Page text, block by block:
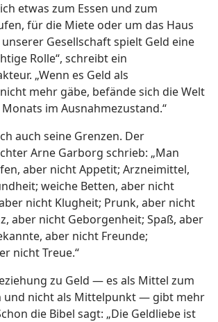
etwas zum Essen und zum
für die Miete oder um das Haus
Gesellschaft spielt Geld eine
Rolle“, schreibt ein
„Wenn es Geld als
mehr gäbe, befände sich die Welt
im Ausnahmezustand.“
auch seine Grenzen. Der
Arne Garborg schrieb: „Man
aber nicht Appetit; Arzneimittel,
weiche Betten, aber nicht
nicht Klugheit; Prunk, aber nicht
aber nicht Geborgenheit; Spaß, aber
aber nicht Freunde;
nicht Treue.“
zu Geld — es als Mittel zum
und nicht als Mittelpunkt — gibt mehr
die Bibel sagt: „Die Geldliebe ist